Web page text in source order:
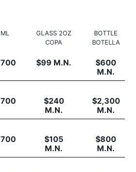
ML
GLASS 2OZ
COPA
BOTTLE
BOTELLA
700 $99 M.N.
$600
M.N.
700
$240
M.N.
$2,300
M.N.
700
$105
M.N.
$800
M.N.